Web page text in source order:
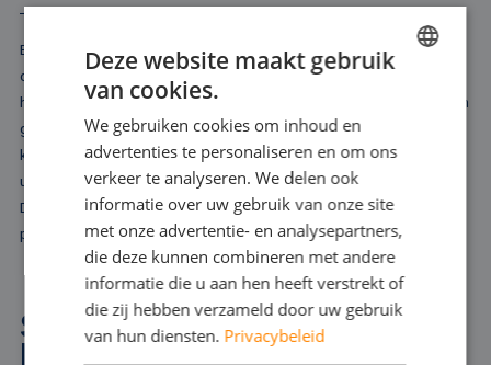
Bij Rental Pumps bieden we u een breed scala aan dompelpompen
die geschikt zijn voor diverse toepassingen in Wetteren. In onze
huurvloot vindt u uitsluitend elektrische dompelpompen, variërend in
grootte en capaciteit. Onze selectie omvat modellen die vanaf 10
kubieke meter water per uur kunnen verplaatsen tot krachtige
uitvoeringen die tot wel 10.000 kubieke meter per uur aan kunnen.
Dit ruime aanbod zorgt ervoor dat we voor elke situatie een
passende oplossing kunnen bieden.
SCHOONWATER
DOMPELPOMPEN IN
ENGLISH
Deze website maakt gebruik
van cookies.
We gebruiken cookies om inhoud en
advertenties te personaliseren en om ons
verkeer te analyseren. We delen ook
informatie over uw gebruik van onze site
met onze advertentie- en analysepartners,
die deze kunnen combineren met andere
informatie die u aan hen heeft verstrekt of
die zij hebben verzameld door uw gebruik
van hun diensten. Privacybeleid